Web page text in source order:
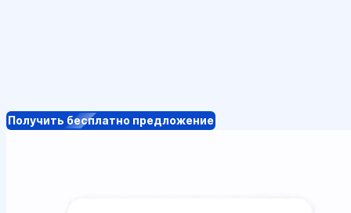
Получить бесплатно предложение